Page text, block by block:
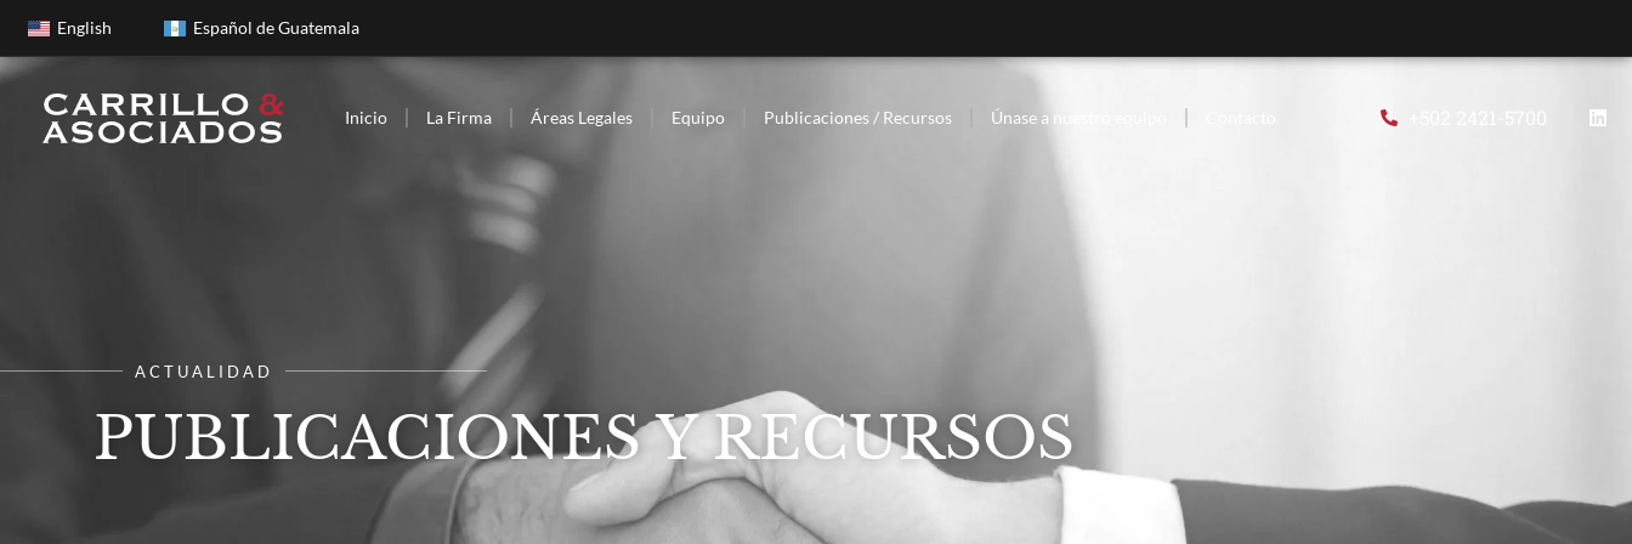
English Español de Guatemala
Inicio La Firma Áreas Legales Equipo Publicaciones / Recursos Únase a nuestro equipo
ACTUALIDAD
PUBLICACIONES Y RECURSOS